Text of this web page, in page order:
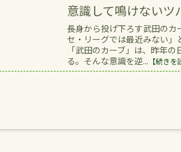
意識して鳴けないツ
長身から投げ下ろす武田の
セ・リーグでは最近みない
「武田のカーブ」は、昨年
る。そんな意識を逆... 【続き